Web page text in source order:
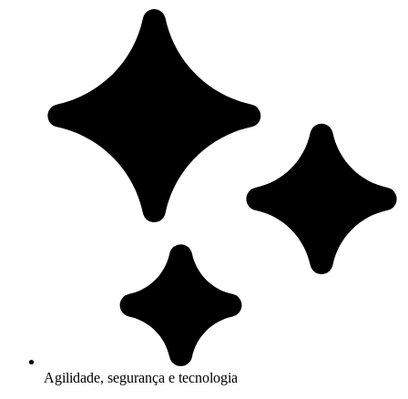
Agilidade, segurança e tecnologia